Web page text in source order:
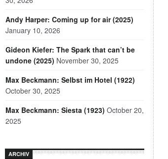
Andy Harper: Coming up for air (2025)
January 10, 2026
Gideon Kiefer: The Spark that can’t be
undone (2025) November 30, 2025
Max Beckmann: Selbst im Hotel (1922)
October 30, 2025
Max Beckmann: Siesta (1923) October 20,
2025
ARCHIV